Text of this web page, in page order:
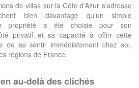
de villas sur la Côte d'Azur s'adresse
bien davantage qu'un simple
propriété a été choisie pour son
privatif et sa capacité à offrir cette
de se sentir immédiatement chez soi,
régions de France.
au-delà des clichés